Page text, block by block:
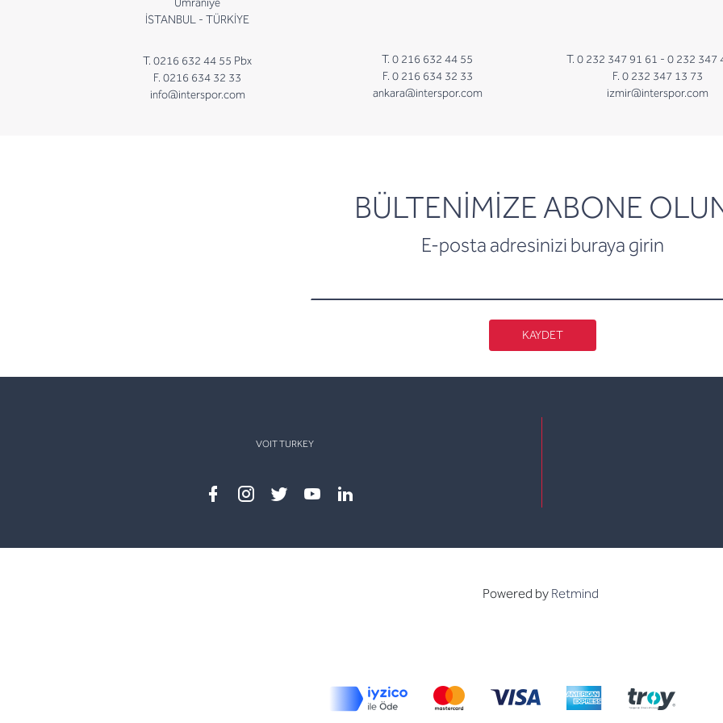
İSTANBUL - TÜRKİYE
T. 0216 632 44 55 Pbx
F. 0216 634 32 33
info@interspor.com
T. 0 216 632 44 55
F. 0 216 634 32 33
ankara@interspor.com
T. 0 232 347 91 61 - 0 232 347
F. 0 232 347 13 73
izmir@interspor.com
BÜLTENİMİZE ABONE
E-posta adresinizi buraya girin
newsletter
KAYDET
VOIT TURKEY
Powered by Retmind